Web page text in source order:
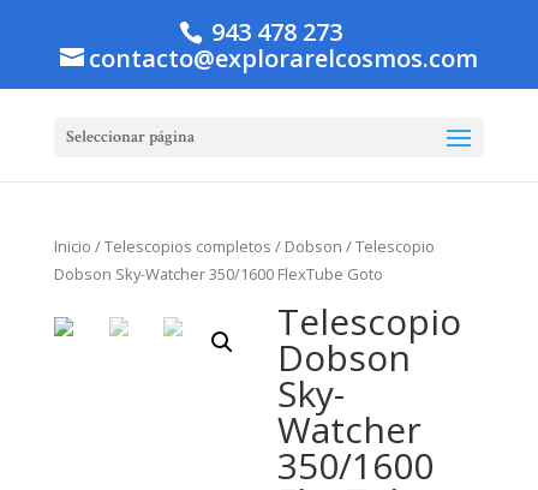
943 478 273
contacto@explorarelcosmos.com
Seleccionar página
Inicio /Telescopios completos / Dobson / Telescopio
Dobson Sky-Watcher 350/1600 FlexTube Goto
Telescopio
Dobson
Sky-
Watcher
350/1600